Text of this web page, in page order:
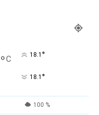
°C 18.1 °
18.1 °
100 %